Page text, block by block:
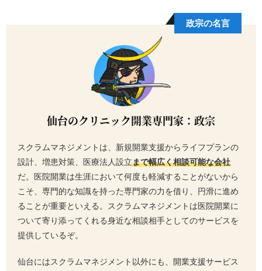
政宗の名言
仙台のクリニック開業専門家：政宗
スクラムマネジメントは、新規開業支援からライフプランの
設計、増患対策、医療法人設立まで幅広く相談可能な会社
だ。医院開業は生涯において何度も軽減することがないから
こそ、専門的な知識を持った専門家の力を借り、円滑に進め
ることが重要といえる。スクラムマネジメントは医院開業に
ついて寄り添ってくれる身近な相談相手としてのサービスを
提供しているぞ。
仙台にはスクラムマネジメント以外にも、開業支援サービス